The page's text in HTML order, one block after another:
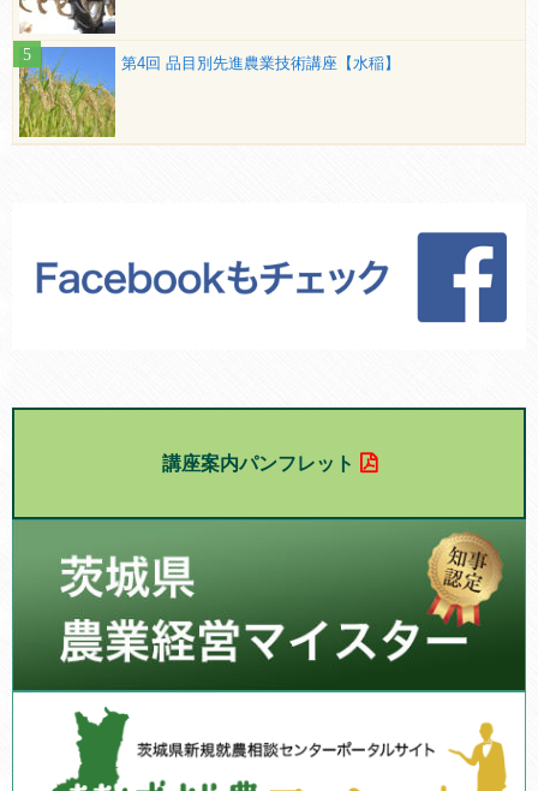
第4回 品目別先進農業技術講座【水稲】
講座案内パンフレット